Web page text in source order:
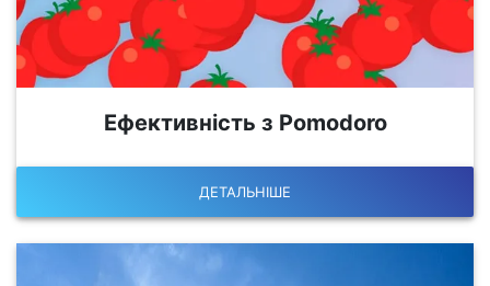
Ефективність з Pomodoro
ДЕТАЛЬНІШЕ